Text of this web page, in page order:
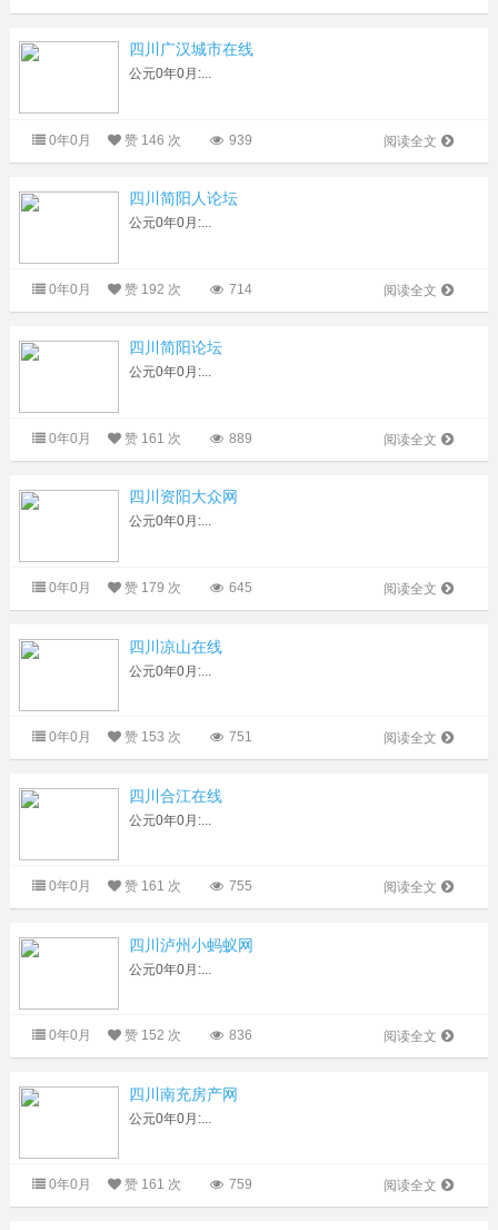
四川广汉城市在线
公元0年0月:...
阅读全文
0年0月 赞 146 次 939
四川简阳人论坛
公元0年0月:...
阅读全文
0年0月 赞 192 次 714
四川简阳论坛
公元0年0月:...
阅读全文
0年0月 赞 161 次 889
四川资阳大众网
公元0年0月:...
阅读全文
0年0月 赞 179 次 645
四川凉山在线
公元0年0月:...
阅读全文
0年0月 赞 153 次 751
四川合江在线
公元0年0月:...
阅读全文
0年0月 赞 161 次 755
四川泸州小蚂蚁网
公元0年0月:...
阅读全文
0年0月 赞 152 次 836
四川南充房产网
公元0年0月:...
阅读全文
0年0月 赞 161 次 759